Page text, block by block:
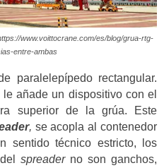
www.voittocrane.com/es/blog/grua-rtg-
entre-ambas
paralelepípedo rectangular.
añade un dispositivo con el
superior de la grúa.
Este
, se acopla al contenedor
sentido técnico estricto, los
spreaderno son ganchos,